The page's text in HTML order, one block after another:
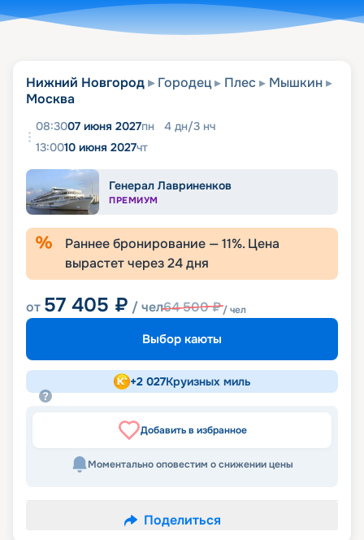
Нижний Новгород Городец Плес
Мышкин
Москва
08:3007 июня 2027пн 4 дн/3 нч
13:0010 июня 2027чт
Генерал Лавриненков
ПРЕМИУМ
Раннее бронирование —11%. Цена
вырастет через24дня
от 57 405 ₽ / чел64 500₽/ чел
Выбор каюты
+2 027Круизных миль
Добавить в избранное
Моментально оповестим о снижении цены
Поделиться